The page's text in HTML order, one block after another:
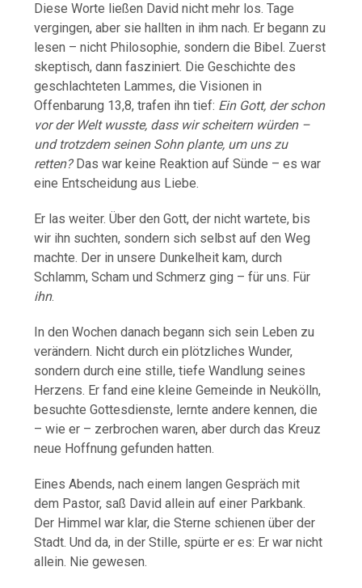
DieseWorte ließen Davidnichtmehr los.Tage
vergingen,aber sie hallten in ihmnach. Er begann zu
lesen –nicht Philosophie, sonderndie Bibel. Zuerst
skeptisch,dannfasziniert. DieGeschichtedes
geschlachteten Lammes,dieVisionen in
Offenbarung 13,8,trafen ihntief: Ein Gott, derschon
vorder Welt wusste, dass wirscheitern würden –
und trotzdem seinen Sohn plante, um unszu
retten? Daswar keine ReaktionaufSünde –eswar
eine Entscheidungaus Liebe.
Er lasweiter.ÜberdenGott,dernichtwartete, bis
wir ihn suchten, sondern sich selbstaufdenWeg
machte. Der inunsere Dunkelheit kam,durch
Schlamm,SchamundSchmerzging –füruns. Für
ihn.
IndenWochendanach begann sich sein Leben zu
verändern. NichtdurcheinplötzlichesWunder,
sonderndurcheine stille,tiefeWandlung seines
Herzens. Erfandeine kleineGemeinde in Neukölln,
besuchteGottesdienste, lernteandere kennen,die
–wieer – zerbrochenwaren,aberdurchdas Kreuz
neue Hoffnunggefunden hatten.
EinesAbends,nacheinem langenGesprächmit
dem Pastor, saß Davidalleinaufeiner Parkbank.
Der Himmelwar klar,dieSterne schienenüberder
Stadt.Undda, inderStille, spürteeres: Erwarnicht
allein. Niegewesen.